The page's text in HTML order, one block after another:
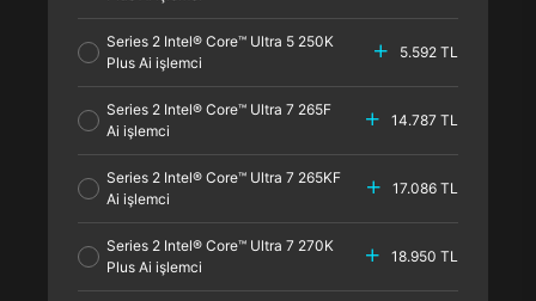
Series 2 Intel® Core™ Ultra 5 250K
Plus Ai işlemci
5.592 TL
Series 2 Intel® Core™ Ultra 7 265F
Ai işlemci
14.787 TL
Series 2 Intel® Core™ Ultra 7 265KF
Ai işlemci
17.086 TL
Series 2 Intel® Core™ Ultra 7 270K
Plus Ai işlemci
18.950 TL